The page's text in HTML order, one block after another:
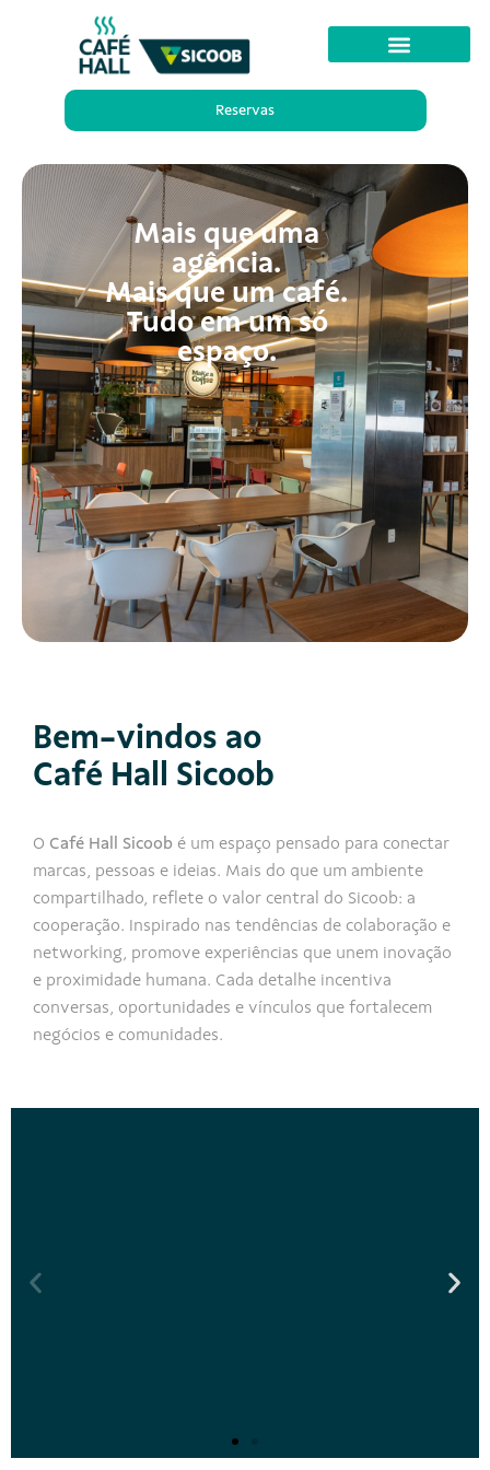
Reservas
Mais que uma
agência.
Mais que um café.
Tudo em um só
espaço.
Bem-vindos ao
Café Hall Sicoob
O Café Hall Sicoob é um espaço pensado para conectar
marcas, pessoas e ideias. Mais do que um ambiente
compartilhado, reflete o valor central do Sicoob: a
cooperação. Inspirado nas tendências de colaboração e
networking, promove experiências que unem inovação
e proximidade humana. Cada detalhe incentiva
conversas, oportunidades e vínculos que fortalecem
negócios e comunidades.